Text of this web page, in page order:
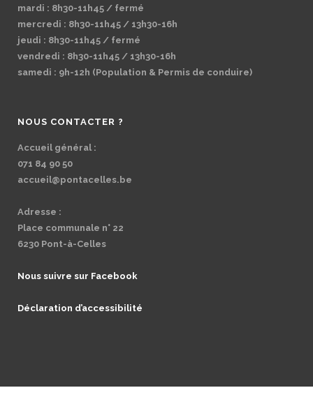
mardi : 8h30-11h45 / fermé
mercredi : 8h30-11h45 / 13h30-16h
jeudi : 8h30-11h45 / fermé
vendredi : 8h30-11h45 / 13h30-16h
samedi : 9h-12h (Population & Permis de conduire)
NOUS CONTACTER ?
Accueil général :
071 84 90 50
accueil@pontacelles.be
Adresse :
Place communale n° 22
6230 Pont-à-Celles
Nous suivre sur Facebook
Déclaration d’accessibilité